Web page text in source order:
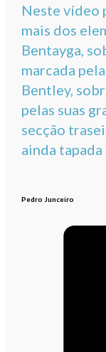
Neste vídeo
mais dos
Bentayga,
marcada
Bentley,
pelas suas
secção
ainda
Pedro Junceiro